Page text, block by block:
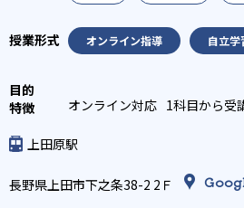
オンライン指導 自立学
オンライン対応 1科目から受
上田原駅
長野県上田市下之条38-2 2Ｆ